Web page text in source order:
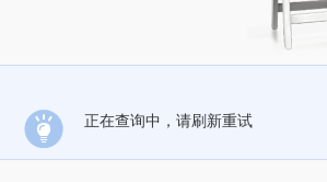
正在查询中，请刷新重试